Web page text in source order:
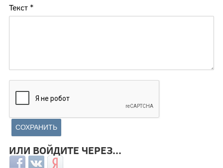
Текст *
ИЛИ ВОЙДИТЕ ЧЕРЕЗ...
Login with Facebook
Login with ВКонтакте
Login with Яндекс